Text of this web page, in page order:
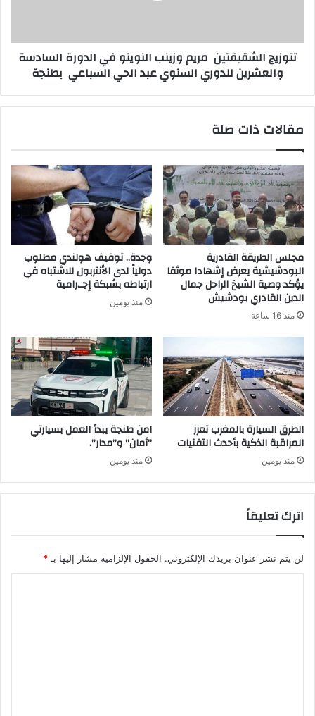
تتوزيج الشقيقتين مريم وزينب النوينو في الدورة السادسة
والعشرين للدوري السنوي عبد الحي السباعي بطنجة
مقالات ذات صلة
مجلس الطريقة القادرية
البودشيشية يعرض إشهادا موثقا
يؤكد وصية الشيخ الراحل جمال
الدين القادري بودشيش
منذ 16 ساعة
وجدة.. توقيف هولندي مطلوب
دولياً لدى الأنتربول للاشتباه في
ارتباطه بشبكة إجـ.رامية
منذ يومين
الطرق السيارة بالمغرب تعزز
المراقبة الذكية بأحدث التقنيات
منذ يومين
امن طنجة يبدأ العمل بسيارتي
“أمان” و”مدار”.
منذ يومين
اترك تعليقاً
لن يتم نشر عنوان بريدك الإلكتروني. الحقول الإلزامية مشار إليها بـ *